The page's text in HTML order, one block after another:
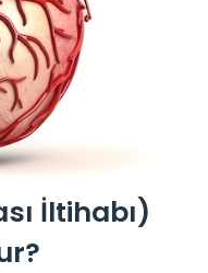
İltihabı)